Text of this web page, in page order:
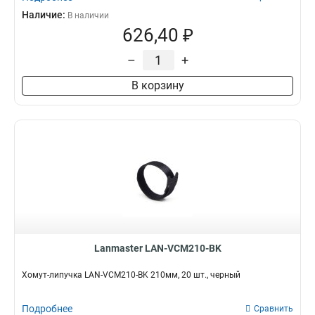
Наличие: В наличии
626,40 ₽
– +
В корзину
Lanmaster LAN-VCM210-BK
Хомут-липучка LAN-VCM210-BK 210мм, 20 шт., черный
Подробнее Сравнить